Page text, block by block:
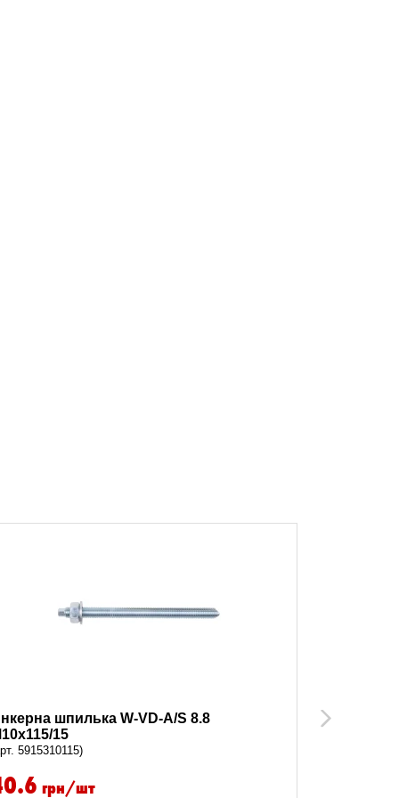
шпилька W-VD-A/S 8.8
15
5915310115)
грн/шт
Анкерна
Next